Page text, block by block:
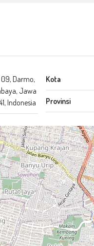
Darmo,
Jawa
Indonesia
Kota
Provinsi